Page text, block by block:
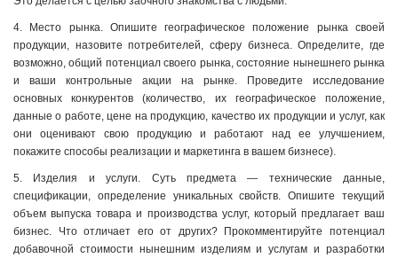
4. Место рынка. Опишите географическое положение рынка своей
продукции, назовите потребителей, сферу бизнеса. Определите, где
возможно, общий потенциал своего рынка, состояние нынешнего рынка
и ваши контрольные акции на рынке. Проведите исследование
основных конкурентов (количество, их географическое положение,
данные о работе, цене на продукцию, качество их продукции и услуг, как
они оценивают свою продукцию и работают над ее улучшением,
покажите способы реализации и маркетинга в вашем бизнесе).
5. Изделия и услуги. Суть предмета — технические данные,
спецификации, определение уникальных свойств. Опишите текущий
объем выпуска товара и производства услуг, который предлагает ваш
бизнес. Что отличает его от других? Прокомментируйте потенциал
добавочной стоимости нынешним изделиям и услугам и разработки